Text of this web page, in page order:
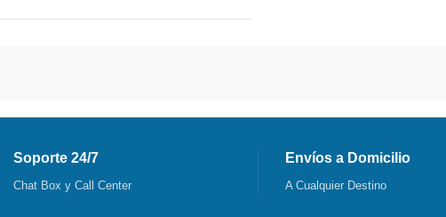
Soporte 24/7
Chat Box y Call Center
Envíos a Domicilio
A Cualquier Destino